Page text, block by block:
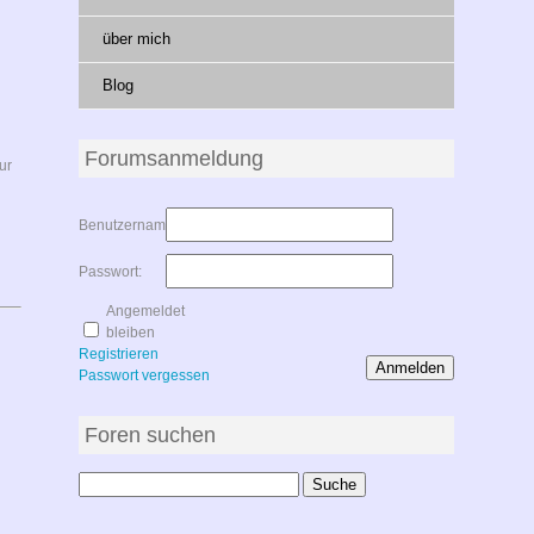
über mich
Blog
Forumsanmeldung
Benutzername:
Passwort:
Angemeldet
bleiben
Anmelden
Registrieren
Passwort vergessen
Foren suchen